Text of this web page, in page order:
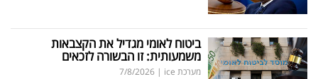
ביטוח לאומי מגדיל את הקצבאות
משמעותית: זו הבשורה לזכאים
מערכת ice |
7/8/2026